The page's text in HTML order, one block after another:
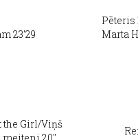
23'29
Marta
the Girl/Viņš